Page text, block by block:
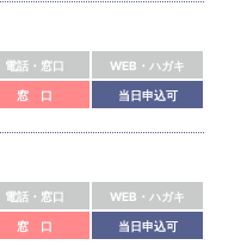
電話・窓口 WEB・ハガキ
窓 口 当日申込可
電話・窓口 WEB・ハガキ
窓 口 当日申込可